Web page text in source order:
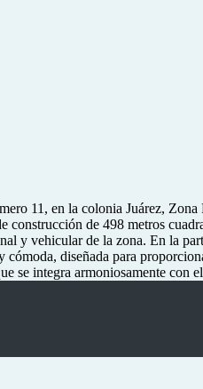
11, en la colonia Juárez,
construcción de 498 metros
y vehicular de la zona. En la
diseñada para
se integra armoniosamente con